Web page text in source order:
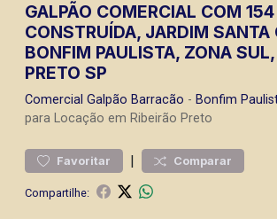
GALPÃO COMERCIAL COM
CONSTRUÍDA, JARDIM SANTA
BONFIM PAULISTA, ZONA SUL,
PRETO SP
Comercial Galpão Barracão - Bonfim
para Locação em Ribeirão Preto
Favoritar | Comparar
Compartilhe: